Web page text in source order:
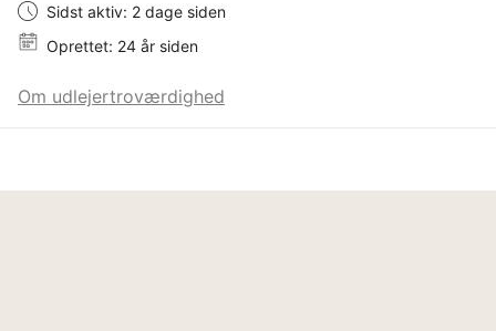
Sidst aktiv: 2 dage siden
Oprettet: 24 år siden
Om udlejertroværdighed